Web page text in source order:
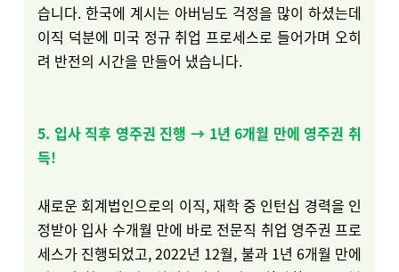
습니다. 한국에 계시는 아버님도 걱정을 많이 하셨는데
이직 덕분에 미국 정규 취업 프로세스로 들어가며 오히
려 반전의 시간을 만들어 냈습니다.
5. 입사 직후 영주권 진행 → 1년 6개월 만에 영주권 취
득!
새로운 회계법인으로의 이직, 재학 중 인턴십 경력을 인
정받아 입사 수개월 만에 바로 전문직 취업 영주권 프로
세스가 진행되었고, 2022년 12월, 불과 1년 6개월 만에